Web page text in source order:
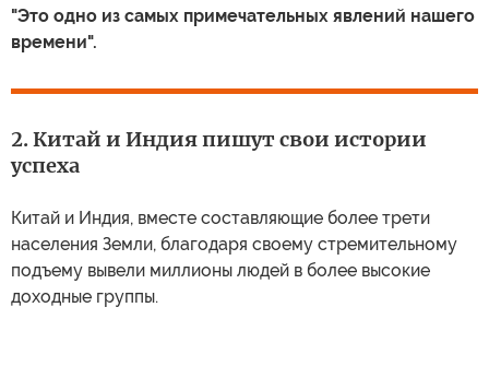
"Это одно из самых примечательных явлений нашего
времени".
2. Китай и Индия пишут свои истории
успеха
Китай и Индия, вместе составляющие более трети
населения Земли, благодаря своему стремительному
подъему вывели миллионы людей в более высокие
доходные группы.